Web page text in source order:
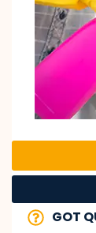
GOT